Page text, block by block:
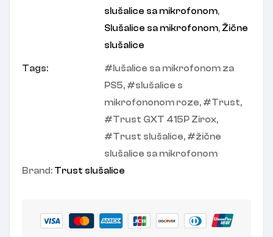
slušalice sa mikrofonom,
Slušalice sa mikrofonom, Žične
slušalice
Tags:
lušalice sa mikrofonom za
PS5,
slušalice s
mikrofononom roze, Trust,
Trust GXT 415P Zirox,
Trust slušalice,
žične
slušalice sa mikrofonom
Brand: Trust slušalice